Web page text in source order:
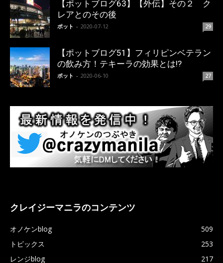
【ポットブログ63】【外伝】その２ ク
レアとのその後
ポット - 2020-07-12 29
【ポットブログ51】フィリピンベテラン
の飲み方！テキーラの効果とは!?
ポット - 2020-06-10 27
クレイジーマニラのコンテンツ
オノケンblog
509
トピックス
253
レンジblog
217